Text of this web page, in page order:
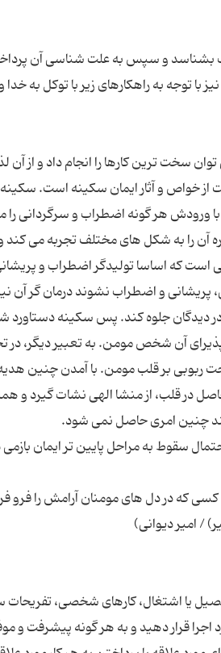
بشناسد و سپس به علت شناسی آن
توجه به راهكارهای زیر با توكل به
سخت ترین كارها را انجام داد و از آن
از خواص و آثار ایمان سکینه است. سکینه
هر گونه اضطراب و سرگردانی را
را به شکل های مختلف تجربه می کند
است که اساسا تولیدگر اضطراب و
پریشانی و اضطراب نشوند درمان گر آن
دیدگان جلوه کند. پس سکینه
آن شخص مومن. به تعبیر دیگر، در
ربوبی بر قلب مومن. با آمدن چنین
در قلب، از منشا الهی نشات گیرد و
سقوط به مراحل پایین تر ایمان بازمی
که در دل های مومنان آرامش را فرو
یا اشتغال، كارهای شخصی، تفریحات
اجرا قرار دهید و به هر گونه پیشرفت و